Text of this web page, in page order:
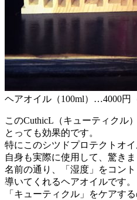
ヘアオイル（100ml）…4000円
このCuthicL（キューティクル
とっても効果的です。
特にこのシツドプロテクトオ
自身も実際に使用して、驚きま
名前の通り、「湿度」をコン
導いてくれるヘアオイルです。
「キューティクル」をケアす